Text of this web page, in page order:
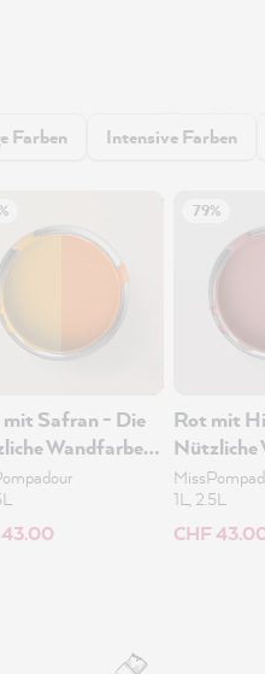
Farben Intensive Farben
mit Safran - Die
Wandfarbe
43.00
79%
Rot mit
Nützliche
1L
1L, 2.5L
CHF